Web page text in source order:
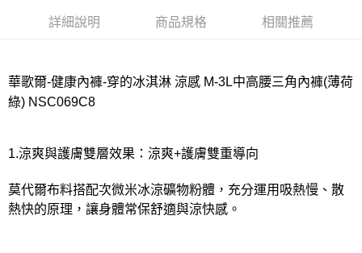
付款後門市自取
每筆NT$80，滿NT$1,000(含以上)免運費
詳細說明 商品規格 相關推薦
華歌爾-健康內褲-穿的冰淇淋 涼感 M-3L中高腰三角內褲(薄荷
綠) NSC069C8
1.涼爽與護膚雙層效果：涼爽+護膚雙重導向
莫代爾布料搭配次微米冰涼礦物粉體，充分運用吸熱慢、散
熱快的原理，讓身體常保舒適與涼快感。